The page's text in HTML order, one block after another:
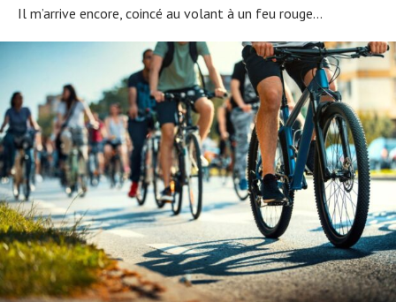
Il m’arrive encore, coincé au volant à un feu rouge...